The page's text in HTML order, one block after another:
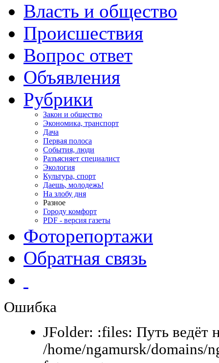
Власть и общество
Происшествия
Вопрос ответ
Объявления
Рубрики
Закон и общество
Экономика, транспорт
Дача
Первая полоса
События, люди
Разъясняет специалист
Экология
Культура, спорт
Даешь, молодежь!
На злобу дня
Разное
Городу комфорт
PDF - версия газеты
Фоторепортажи
Обратная связь
Ошибка
JFolder: :files: Путь ведёт
/home/ngamursk/domains/